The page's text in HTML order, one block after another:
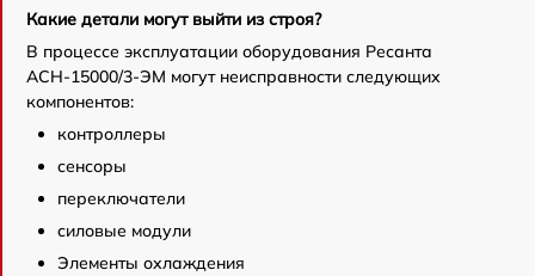
Какие детали могут выйти из строя?
В процессе эксплуатации оборудования Ресанта
АСН-15000/3-ЭМ могут неисправности следующих
компонентов:
контроллеры
сенсоры
переключатели
силовые модули
Элементы охлаждения